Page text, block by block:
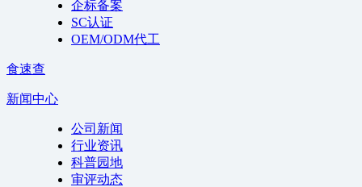
企标备案
SC认证
OEM/ODM代工
食速查
新闻中心
公司新闻
行业资讯
科普园地
审评动态